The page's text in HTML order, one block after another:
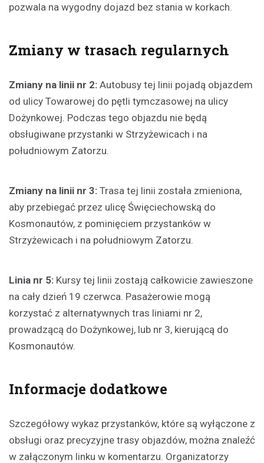
pozwala na wygodny dojazd bez stania w korkach.
Zmiany w trasach regularnych
Zmiany na linii nr 2: Autobusy tej linii pojadą objazdem
od ulicy Towarowej do pętli tymczasowej na ulicy
Dożynkowej. Podczas tego objazdu nie będą
obsługiwane przystanki w Strzyżewicach i na
południowym Zatorzu.
Zmiany na linii nr 3: Trasa tej linii została zmieniona,
aby przebiegać przez ulicę Święciechowską do
Kosmonautów, z pominięciem przystanków w
Strzyżewicach i na południowym Zatorzu.
Linia nr 5: Kursy tej linii zostają całkowicie zawieszone
na cały dzień 19 czerwca. Pasażerowie mogą
korzystać z alternatywnych tras liniami nr 2,
prowadzącą do Dożynkowej, lub nr 3, kierującą do
Kosmonautów.
Informacje dodatkowe
Szczegółowy wykaz przystanków, które są wyłączone z
obsługi oraz precyzyjne trasy objazdów, można znaleźć
w załączonym linku w komentarzu. Organizatorzy